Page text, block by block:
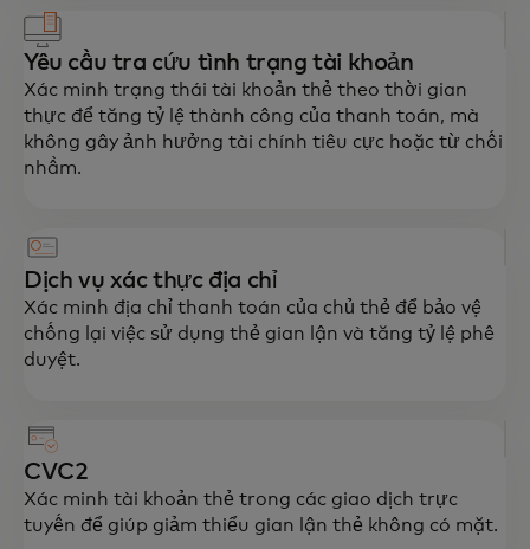
Yêu cầu tra cứu tình trạng tài khoản
Xác minh trạng thái tài khoản thẻ theo thời gian
thực để tăng tỷ lệ thành công của thanh toán, mà
không gây ảnh hưởng tài chính tiêu cực hoặc từ chối
nhầm.
Dịch vụ xác thực địa chỉ
Xác minh địa chỉ thanh toán của chủ thẻ để bảo vệ
chống lại việc sử dụng thẻ gian lận và tăng tỷ lệ phê
duyệt.
CVC2
Xác minh tài khoản thẻ trong các giao dịch trực
tuyến để giúp giảm thiểu gian lận thẻ không có mặt.